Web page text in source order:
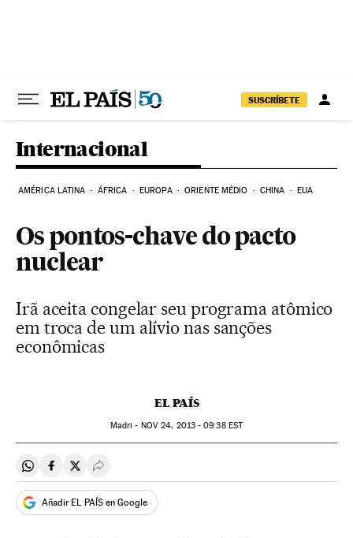
SUSCRÍBETE
Internacional
AMÉRICA LATINA ÁFRICA EUROPA ORIENTE MÉDIO CHINA EUA
Os pontos-chave do pacto
nuclear
Irã aceita congelar seu programa atômico
em troca de um alívio nas sanções
econômicas
EL PAÍS
Madri - NOV 24, 2013 - 09:38EST
Compartir en Whatsapp
Compartir en Facebook
Compartir en Twitter
Desplegar Redes Sociales
Añadir EL PAÍS en Google